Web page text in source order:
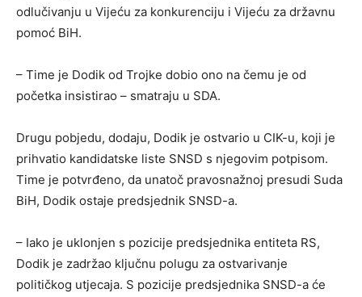
odlučivanju u Vijeću za konkurenciju i Vijeću za državnu
pomoć BiH.
– Time je Dodik od Trojke dobio ono na čemu je od
početka insistirao – smatraju u SDA.
Drugu pobjedu, dodaju, Dodik je ostvario u CIK-u, koji je
prihvatio kandidatske liste SNSD s njegovim potpisom.
Time je potvrđeno, da unatoč pravosnažnoj presudi Suda
BiH, Dodik ostaje predsjednik SNSD-a.
– Iako je uklonjen s pozicije predsjednika entiteta RS,
Dodik je zadržao ključnu polugu za ostvarivanje
političkog utjecaja. S pozicije predsjednika SNSD-a će